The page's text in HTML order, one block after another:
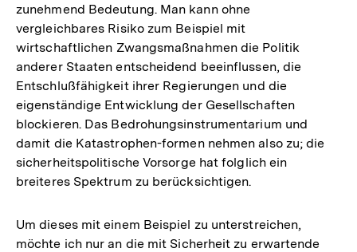
zunehmend Bedeutung. Man kann ohne
vergleichbares Risiko zum Beispiel mit
wirtschaftlichen Zwangsmaßnahmen die Politik
anderer Staaten entscheidend beeinflussen, die
Entschlußfähigkeit ihrer Regierungen und die
eigenständige Entwicklung der Gesellschaften
blockieren. Das Bedrohungsinstrumentarium und
damit die Katastrophen-formen nehmen also zu; die
sicherheitspolitische Vorsorge hat folglich ein
breiteres Spektrum zu berücksichtigen.
Um dieses mit einem Beispiel zu unterstreichen,
möchte ich nur an die mit Sicherheit zu erwartende